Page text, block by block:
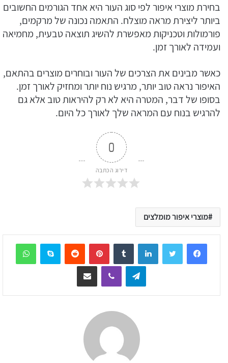
בחירת מוצרי איפור לפי סוג העור היא אחד הגורמים החשובים
ביותר ליצירת מראה מוצלח. התאמה נכונה של מרקמים,
פורמולות וטכניקות מאפשרת להשיג תוצאה טבעית, מחמיאה
ועמידה לאורך זמן.
כאשר מבינים את הצרכים של העור ובוחרים מוצרים בהתאם,
האיפור נראה טוב יותר, מרגיש נוח יותר ומחזיק לאורך זמן.
בסופו של דבר, המטרה היא לא רק להיראות טוב אלא גם
להרגיש בנוח עם המראה שלך לאורך כל היום.
0
דירוג הכתבה
מוצרי איפור מומלצים
LinkedIn
Tumblr
Pinterest
Reddit
Skype
Telegram
Viber שיתוף דרך המייל